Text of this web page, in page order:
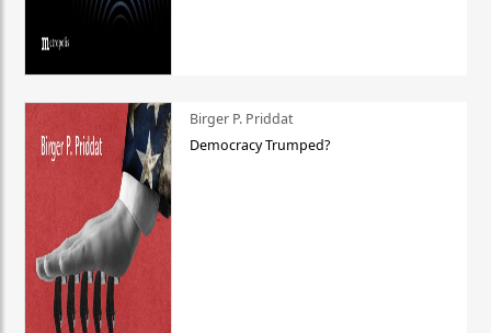
Birger P. Priddat
Democracy Trumped?